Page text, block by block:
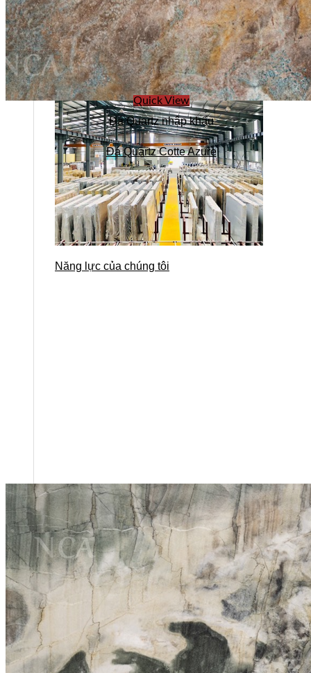
Năng lực của chúng tôi
Quick View
Đá Quartz nhập khẩu
Đá Quartz Cotte Azure